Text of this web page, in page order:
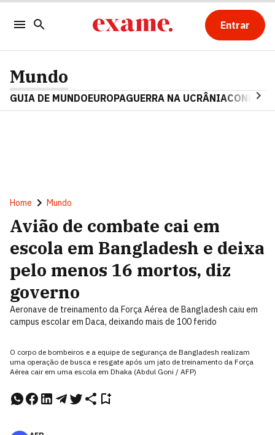
Entrar
Mundo
GUIA DE MUNDOEUROPAGUERRA NA UCRÂNIA
Home Mundo
Avião de combate cai em
escola em Bangladesh e deixa
pelo menos 16 mortos, diz
governo
Aeronave de treinamento da Força Aérea de Bangladesh caiu em
campus escolar em Daca, deixando mais de 100 ferido
O corpo de bombeiros e a equipe de segurança de Bangladesh realizam
uma operação de busca e resgate após um jato de treinamento da Força
Aérea cair em uma escola em Dhaka (Abdul Goni / AFP)